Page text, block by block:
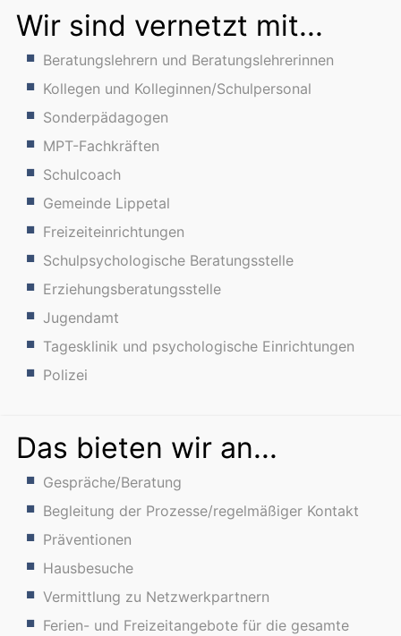
Wir sind vernetzt mit...
Beratungslehrern und Beratungslehrerinnen
Kollegen und Kolleginnen/Schulpersonal
Sonderpädagogen
MPT-Fachkräften
Schulcoach
Gemeinde Lippetal
Freizeiteinrichtungen
Schulpsychologische Beratungsstelle
Erziehungsberatungsstelle
Jugendamt
Tagesklinik und psychologische Einrichtungen
Polizei
Das bieten wir an...
Gespräche/Beratung
Begleitung der Prozesse/regelmäßiger Kontakt
Präventionen
Hausbesuche
Vermittlung zu Netzwerkpartnern
Ferien- und Freizeitangebote für die gesamte